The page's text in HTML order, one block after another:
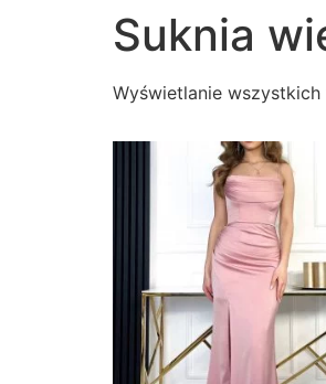
Suknia
Wyświetlanie